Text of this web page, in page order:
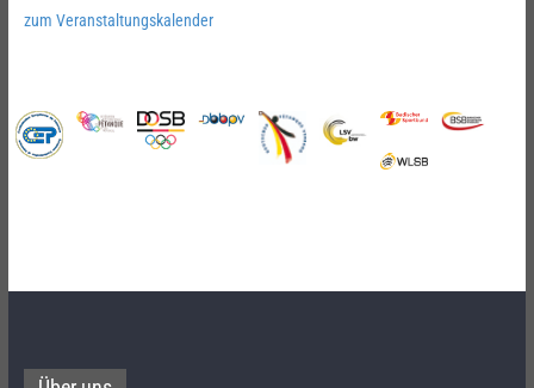
zum Veranstaltungskalender